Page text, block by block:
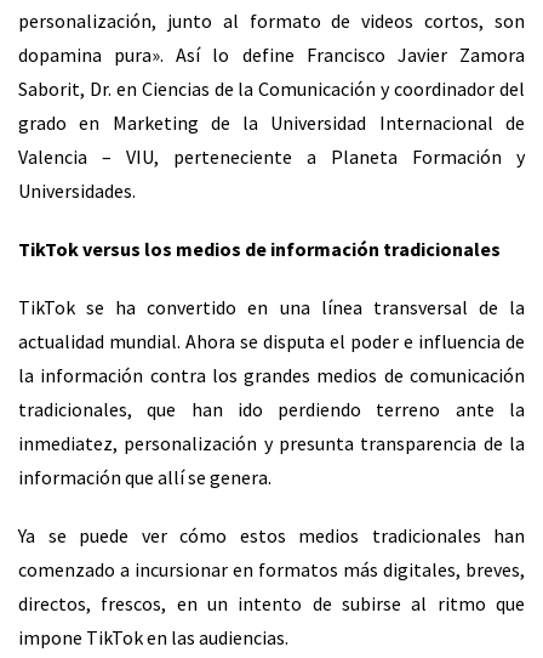
personalización, junto al formato de videos cortos, son
dopamina pura». Así lo define Francisco Javier Zamora
Saborit, Dr. en Ciencias de la Comunicación y coordinador del
grado en Marketing de la Universidad Internacional de
Valencia – VIU, perteneciente a Planeta Formación y
Universidades.
TikTok versus los medios de información tradicionales
TikTok se ha convertido en una línea transversal de la
actualidad mundial. Ahora se disputa el poder e influencia de
la información contra los grandes medios de comunicación
tradicionales, que han ido perdiendo terreno ante la
inmediatez, personalización y presunta transparencia de la
información que allí se genera.
Ya se puede ver cómo estos medios tradicionales han
comenzado a incursionar en formatos más digitales, breves,
directos, frescos, en un intento de subirse al ritmo que
impone TikTok en las audiencias.